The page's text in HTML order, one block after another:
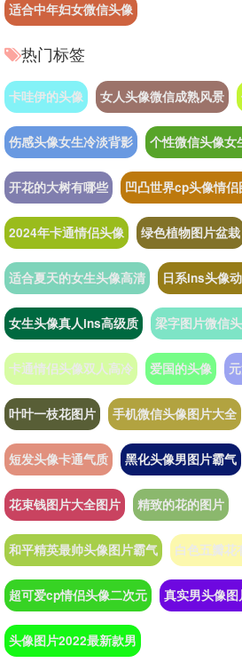
适合中年妇女微信头像
热门标签
卡哇伊的头像 女人头像微信成熟风景
伤感头像女生冷淡背影 个性微信头像女
开花的大树有哪些 凹凸世界cp头像情侣
2024年卡通情侣头像 绿色植物图片盆栽
适合夏天的女生头像高清 日系ins头像
女生头像真人ins高级质 梁字图片微信
卡通情侣头像双人高冷 爱国的头像
叶叶一枝花图片 手机微信头像图片大全
短发头像卡通气质 黑化头像男图片霸气
花束钱图片大全图片 精致的花的图片
和平精英最帅头像图片霸气 白色五瓣花
超可爱cp情侣头像二次元 真实男头像图
头像图片2022最新款男